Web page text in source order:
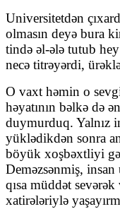
Universitetdən
olmasın deyə bura
tində əl-ələ tutub
necə titrəyərdi,
O vaxt həmin o
həyatının bəlkə də
duymurduq. Yalnız
yüklədikdən sonra
böyük xoşbəxtliyi
Deməzsənmiş,
qısa müddət
xatirələriylə